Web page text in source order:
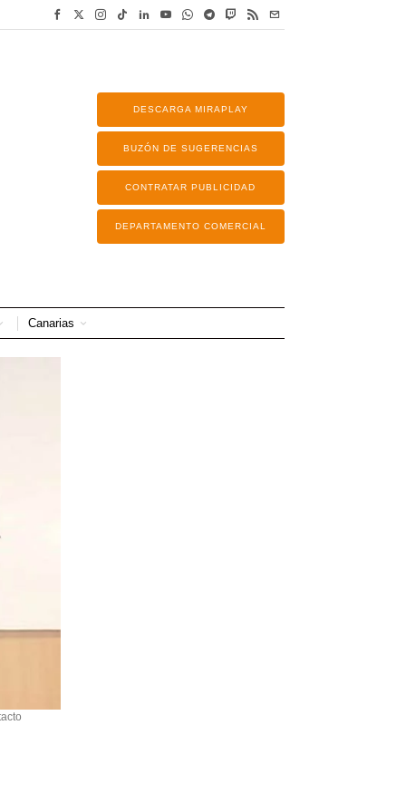
DESCARGA MIRAPLAY
BUZÓN DE SUGERENCIAS
CONTRATAR PUBLICIDAD
DEPARTAMENTO COMERCIAL
Canarias